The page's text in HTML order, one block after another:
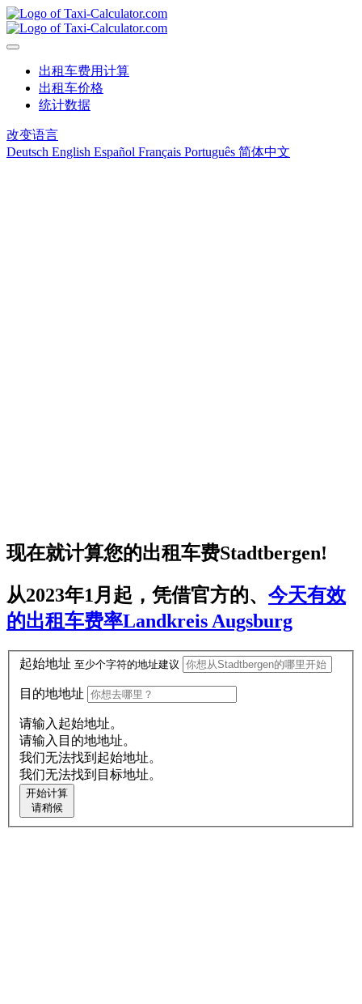
出租车费用计算
出租车价格
统计数据
改变语言
Deutsch English Español Français Português 简体中文
现在就计算您的出租车费Stadtbergen!
从2023年1月起，凭借官方的、 今天有效
的出租车费率Landkreis Augsburg
起始地址 至少个字符的地址建议
目的地地址
请输入起始地址。
请输入目的地地址。
我们无法找到起始地址。
我们无法找到目标地址。
开始计算
请稍候